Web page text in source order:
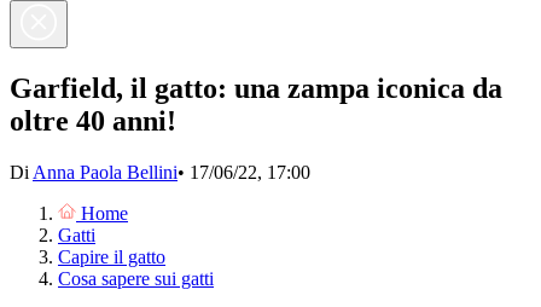
Garfield, il gatto: una zampa iconica da
oltre 40 anni!
Di Anna Paola Bellini• 17/06/22, 17:00
Home
Gatti
Capire il gatto
Cosa sapere sui gatti